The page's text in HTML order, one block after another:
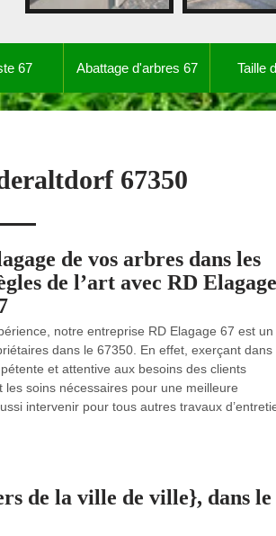
67 Abattage d'arbres 67 Taille
67350
de vos arbres dans les
de l’art avec RD Elagage
notre entreprise RD Elagage 67 est un
dans le 67350. En effet, exerçant dans
et attentive aux besoins des clients
soins nécessaires pour une meilleure
intervenir pour tous autres travaux
de la ville de ville}, dans le